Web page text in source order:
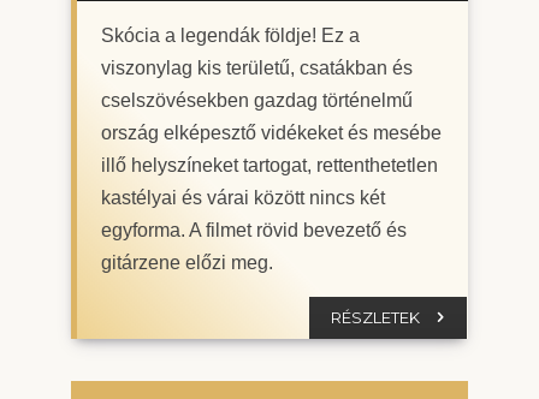
Skócia a legendák földje! Ez a
viszonylag kis területű, csatákban és
cselszövésekben gazdag történelmű
ország elképesztő vidékeket és mesébe
illő helyszíneket tartogat, rettenthetetlen
kastélyai és várai között nincs két
egyforma. A filmet rövid bevezető és
gitárzene előzi meg.
RÉSZLETEK